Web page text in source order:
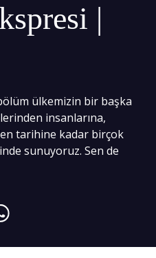
|
ülkemizin bir başka
insanlarına,
tarihine kadar birçok
sunuyoruz. Sen de